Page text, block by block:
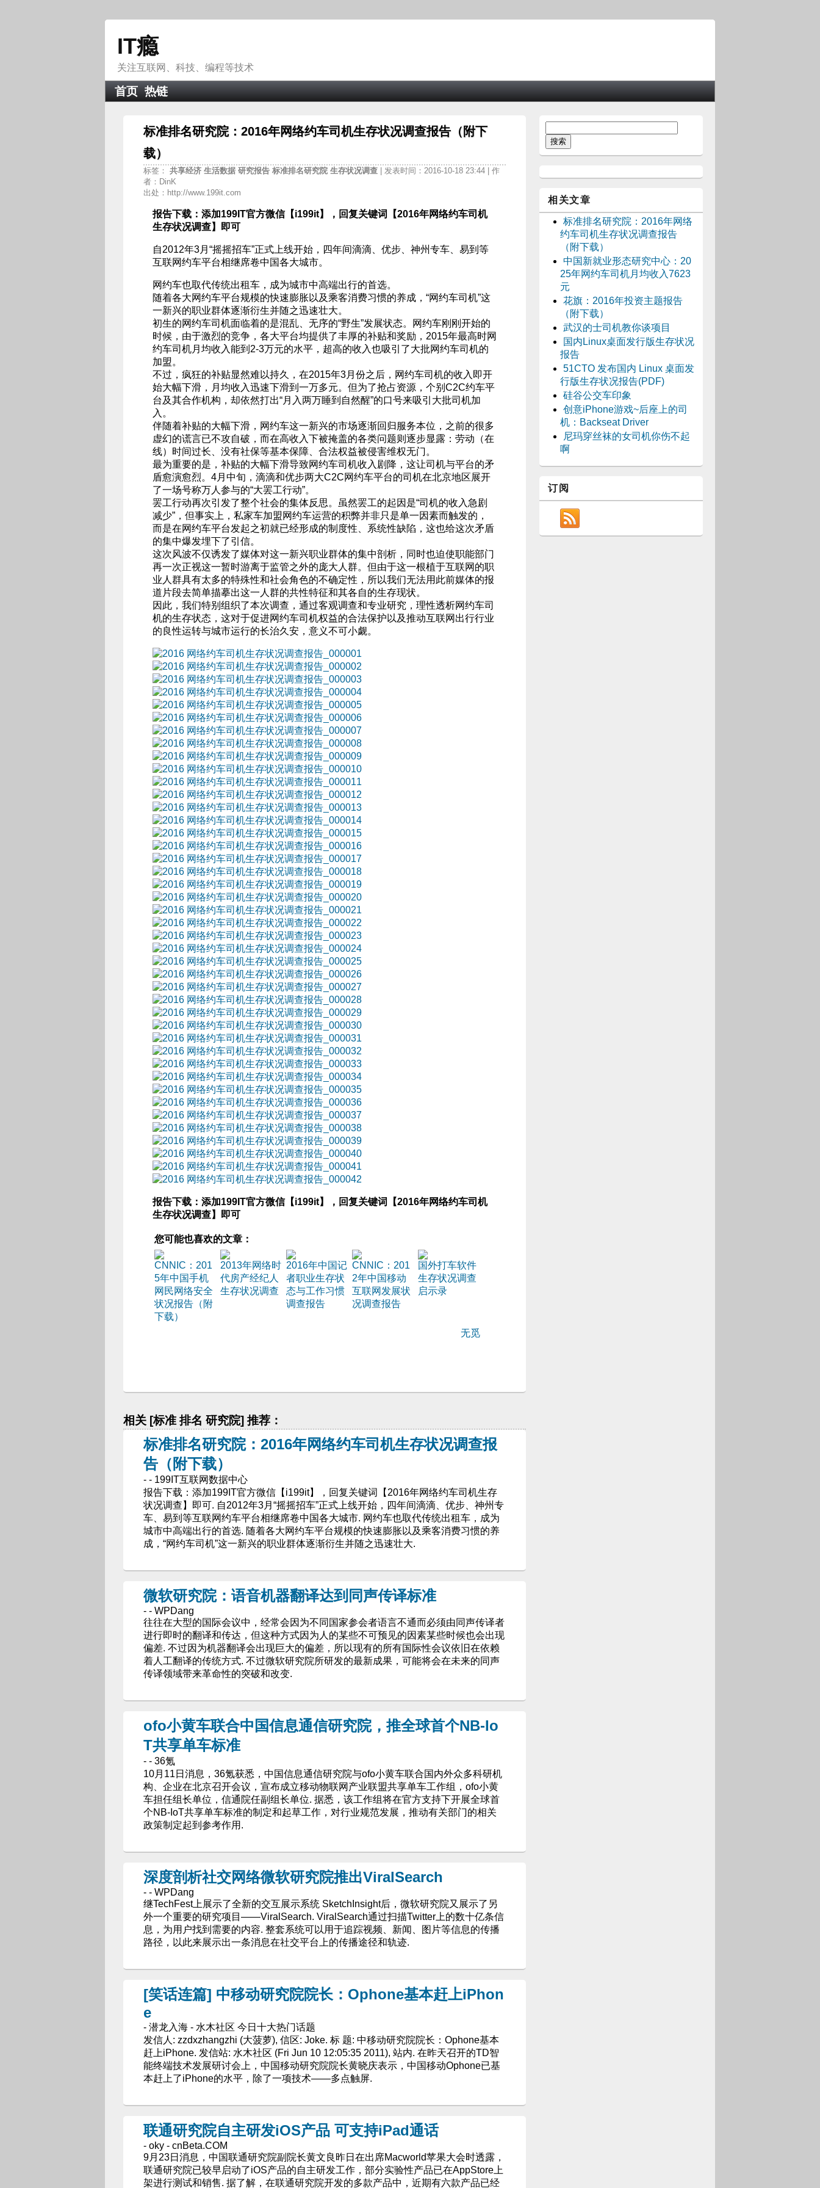
IT瘾
关注互联网、科技、编程等技术
首页 热链
标准排名研究院：2016年网络约车司机生存状况调查报告（附下
载）
标签： 共享经济 生活数据 研究报告 标准排名研究院 生存状况调查
| 发表时间：2016-10-18 23:44 | 作
者：DinK
出处：http://www.199it.com
报告下载：添加199IT官方微信【i199it】，回复关键词【2016年网络约车司机
生存状况调查】即可
自2012年3月“摇摇招车”正式上线开始，四年间滴滴、优步、神州专车、易到等
互联网约车平台相继席卷中国各大城市。
网约车也取代传统出租车，成为城市中高端出行的首选。
随着各大网约车平台规模的快速膨胀以及乘客消费习惯的养成，“网约车司机”这
一新兴的职业群体逐渐衍生并随之迅速壮大。
初生的网约车司机面临着的是混乱、无序的“野生”发展状态。网约车刚刚开始的
时候，由于激烈的竞争，各大平台均提供了丰厚的补贴和奖励，2015年最高时网
约车司机月均收入能到2-3万元的水平，超高的收入也吸引了大批网约车司机的
加盟。
不过，疯狂的补贴显然难以持久，在2015年3月份之后，网约车司机的收入即开
始大幅下滑，月均收入迅速下滑到一万多元。但为了抢占资源，个别C2C约车平
台及其合作机构，却依然打出“月入两万睡到自然醒”的口号来吸引大批司机加
入。
伴随着补贴的大幅下滑，网约车这一新兴的市场逐渐回归服务本位，之前的很多
虚幻的谎言已不攻自破，而在高收入下被掩盖的各类问题则逐步显露：劳动（在
线）时间过长、没有社保等基本保障、合法权益被侵害维权无门。
最为重要的是，补贴的大幅下滑导致网约车司机收入剧降，这让司机与平台的矛
盾愈演愈烈。4月中旬，滴滴和优步两大C2C网约车平台的司机在北京地区展开
了一场号称万人参与的“大罢工行动”。
罢工行动再次引发了整个社会的集体反思。虽然罢工的起因是“司机的收入急剧
减少”，但事实上，私家车加盟网约车运营的积弊并非只是单一因素而触发的，
而是在网约车平台发起之初就已经形成的制度性、系统性缺陷，这也给这次矛盾
的集中爆发埋下了引信。
这次风波不仅诱发了媒体对这一新兴职业群体的集中剖析，同时也迫使职能部门
再一次正视这一暂时游离于监管之外的庞大人群。但由于这一根植于互联网的职
业人群具有太多的特殊性和社会角色的不确定性，所以我们无法用此前媒体的报
道片段去简单描摹出这一人群的共性特征和其各自的生存现状。
因此，我们特别组织了本次调查，通过客观调查和专业研究，理性透析网约车司
机的生存状态，这对于促进网约车司机权益的合法保护以及推动互联网出行行业
的良性运转与城市运行的长治久安，意义不可小觑。
报告下载：添加199IT官方微信【i199it】，回复关键词【2016年网络约车司机
生存状况调查】即可
您可能也喜欢的文章：
CNNIC：201
5年中国手机
网民网络安全
状况报告（附
下载）
2013年网络时
代房产经纪人
生存状况调查
2016年中国记
者职业生存状
态与工作习惯
调查报告
CNNIC：201
2年中国移动
互联网发展状
况调查报告
国外打车软件
生存状况调查
启示录
无觅
相关 [标准 排名 研究院] 推荐：
标准排名研究院：2016年网络约车司机生存状况调查报
告（附下载）
- - 199IT互联网数据中心
报告下载：添加199IT官方微信【i199it】，回复关键词【2016年网络约车司机生存
状况调查】即可. 自2012年3月“摇摇招车”正式上线开始，四年间滴滴、优步、神州专
车、易到等互联网约车平台相继席卷中国各大城市. 网约车也取代传统出租车，成为
城市中高端出行的首选. 随着各大网约车平台规模的快速膨胀以及乘客消费习惯的养
成，“网约车司机”这一新兴的职业群体逐渐衍生并随之迅速壮大.
微软研究院：语音机器翻译达到同声传译标准
- - WPDang
往往在大型的国际会议中，经常会因为不同国家参会者语言不通而必须由同声传译者
进行即时的翻译和传达，但这种方式因为人的某些不可预见的因素某些时候也会出现
偏差. 不过因为机器翻译会出现巨大的偏差，所以现有的所有国际性会议依旧在依赖
着人工翻译的传统方式. 不过微软研究院所研发的最新成果，可能将会在未来的同声
传译领域带来革命性的突破和改变.
ofo小黄车联合中国信息通信研究院，推全球首个NB-Io
T共享单车标准
- - 36氪
10月11日消息，36氪获悉，中国信息通信研究院与ofo小黄车联合国内外众多科研机
构、企业在北京召开会议，宣布成立移动物联网产业联盟共享单车工作组，ofo小黄
车担任组长单位，信通院任副组长单位. 据悉，该工作组将在官方支持下开展全球首
个NB-IoT共享单车标准的制定和起草工作，对行业规范发展，推动有关部门的相关
政策制定起到参考作用.
深度剖析社交网络微软研究院推出ViralSearch
- - WPDang
继TechFest上展示了全新的交互展示系统 SketchInsight后，微软研究院又展示了另
外一个重要的研究项目——ViralSearch. ViralSearch通过扫描Twitter上的数十亿条信
息，为用户找到需要的内容. 整套系统可以用于追踪视频、新闻、图片等信息的传播
路径，以此来展示出一条消息在社交平台上的传播途径和轨迹.
[笑话连篇] 中移动研究院院长：Ophone基本赶上iPhon
e
- 潜龙入海 - 水木社区 今日十大热门话题
发信人: zzdxzhangzhi (大菠萝), 信区: Joke. 标 题: 中移动研究院院长：Ophone基本
赶上iPhone. 发信站: 水木社区 (Fri Jun 10 12:05:35 2011), 站内. 在昨天召开的TD智
能终端技术发展研讨会上，中国移动研究院院长黄晓庆表示，中国移动Ophone已基
本赶上了iPhone的水平，除了一项技术——多点触屏.
联通研究院自主研发iOS产品 可支持iPad通话
- oky - cnBeta.COM
9月23日消息，中国联通研究院副院长黄文良昨日在出席Macworld苹果大会时透露，
联通研究院已较早启动了iOS产品的自主研发工作，部分实验性产品已在AppStore上
架进行测试和销售. 据了解，在联通研究院开发的多款产品中，近期有六款产品已经
相关文章
标准排名研究院：2016年网络
约车司机生存状况调查报告
（附下载）
中国新就业形态研究中心：20
25年网约车司机月均收入7623
元
花旗：2016年投资主题报告
（附下载）
武汉的士司机教你谈项目
国内Linux桌面发行版生存状况
报告
51CTO 发布国内 Linux 桌面发
行版生存状况报告(PDF)
硅谷公交车印象
创意iPhone游戏~后座上的司
机：Backseat Driver
尼玛穿丝袜的女司机你伤不起
啊
订阅